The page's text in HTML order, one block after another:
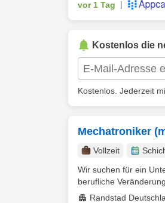
vor 1 Tag
Kostenlos die
Kostenlos. Jederzeit
Mechatroniker
Vollzeit
Wir suchen für ein
berufliche
Randstad